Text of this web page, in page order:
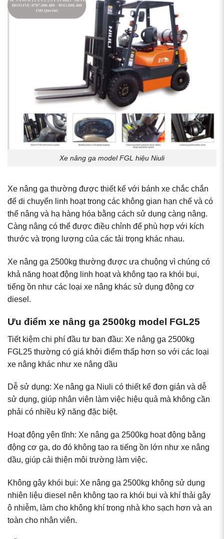
Xe nâng ga model FGL hiệu Niuli
Xe nâng ga thường được thiết kế với bánh xe chắc chắn
để di chuyển linh hoạt trong các không gian hạn chế và có
thể nâng và hạ hàng hóa bằng cách sử dụng càng nâng.
Càng nâng có thể được điều chỉnh để phù hợp với kích
thước và trọng lượng của các tải trọng khác nhau.
Xe nâng ga 2500kg thường được ưa chuộng vì chúng có
khả năng hoạt động linh hoạt và không tạo ra khói bụi,
tiếng ồn như các loại xe nâng khác sử dụng động cơ
diesel.
Ưu điểm xe nâng ga 2500kg model FGL25
Tiết kiệm chi phí đầu tư ban đầu: Xe nâng ga 2500kg
FGL25 thường có giá khởi điểm thấp hơn so với các loại
xe nâng khác như xe nâng dầu
Dễ sử dụng: Xe nâng ga Niuli có thiết kế đơn giản và dễ
sử dụng, giúp nhân viên làm việc hiệu quả mà không cần
phải có nhiều kỹ năng đặc biệt.
Hoạt động yên tĩnh: Xe nâng ga 2500kg hoạt động bằng
động cơ ga, do đó không tạo ra tiếng ồn lớn như xe nâng
dầu, giúp cải thiện môi trường làm việc.
Không gây khói bụi: Xe nâng ga 2500kg không sử dụng
nhiên liệu diesel nên không tạo ra khói bụi và khí thải gây
ô nhiễm, làm cho không khí trong nhà kho sạch hơn và an
toàn cho nhân viên.